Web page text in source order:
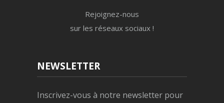
Rejoignez-nous
sur les réseaux sociaux !
NEWSLETTER
Inscrivez-vous à notre newsletter pour